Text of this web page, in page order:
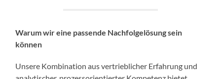
Warum wir eine passende Nachfolgelösung sein
können
Unsere Kombination aus vertrieblicher Erfahrung und